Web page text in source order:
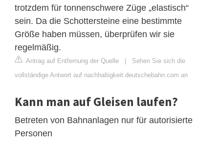
trotzdem für tonnenschwere Züge „elastisch“
sein. Da die Schottersteine eine bestimmte
Größe haben müssen, überprüfen wir sie
regelmäßig.
Antrag auf Entfernung der Quelle | Sehen Sie sich die
vollständige Antwort auf nachhaltigkeit.deutschebahn.com an
Kann man auf Gleisen laufen?
Betreten von Bahnanlagen nur für autorisierte
Personen